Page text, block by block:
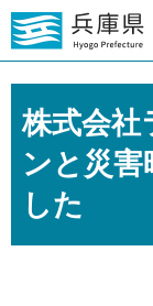
株式会社
ンと災害
した